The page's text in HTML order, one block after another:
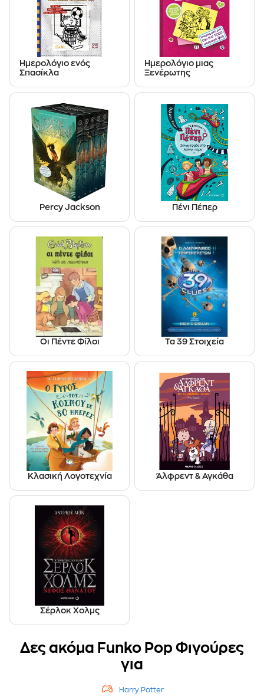
Ημερολόγιο ενός
Σπασίκλα
Ημερολόγιο μιας
Ξενέρωτης
Percy Jackson Πένι Πέπερ
Οι Πέντε Φίλοι Τα 39 Στοιχεία
Κλασική Λογοτεχνία Άλφρεντ & Αγκάθα
Σέρλοκ Χολμς
Δες ακόμα Funko Pop Φιγούρες
για
Harry Potter